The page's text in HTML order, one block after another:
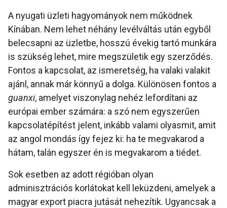
A nyugati üzleti hagyományok nem működnek
Kínában. Nem lehet néhány levélváltás után egyből
belecsapni az üzletbe, hosszú évekig tartó munkára
is szükség lehet, mire megszületik egy szerződés.
Fontos a kapcsolat, az ismeretség, ha valaki valakit
ajánl, annak már könnyű a dolga. Különösen fontos a
guanxi, amelyet viszonylag nehéz lefordítani az
európai ember számára: a szó nem egyszerűen
kapcsolatépítést jelent, inkább valami olyasmit, amit
az angol mondás így fejez ki: ha te megvakarod a
hátam, talán egyszer én is megvakarom a tiédet.
Sok esetben az adott régióban olyan
adminisztrációs korlátokat kell leküzdeni, amelyek a
magyar export piacra jutását nehezítik. Ugyancsak a